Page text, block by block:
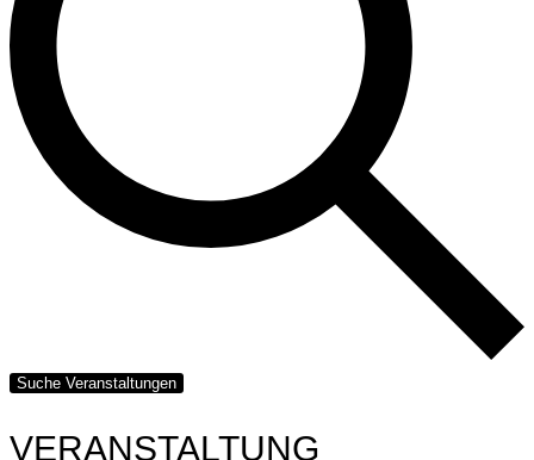
Suche Veranstaltungen
VERANSTALTUNG